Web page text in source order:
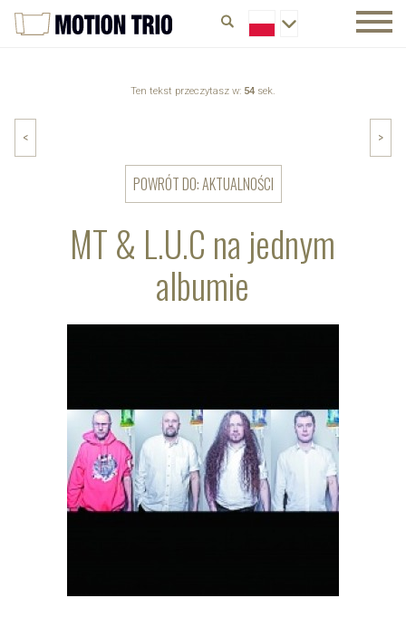
Ten tekst przeczytasz w: 54 sek.
MT & L.U.C na jednym
albumie
< >
POWRÓT DO: AKTUALNOŚCI